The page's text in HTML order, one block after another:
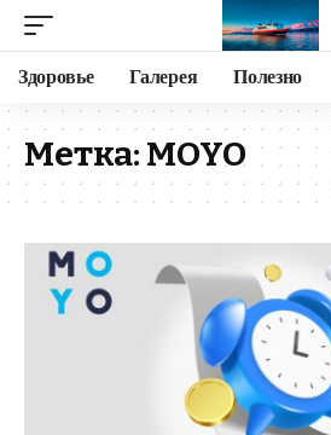
Здоровье Галерея Полезно
Метка: MOYO